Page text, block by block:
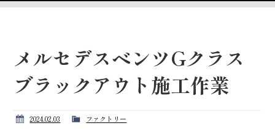
メルセデスベンツGクラス
ブラックアウト施工作業
2024.02.03 ファクトリー